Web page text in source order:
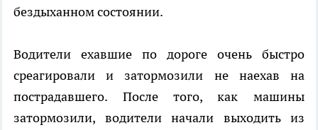
бездыханном состоянии.
Водители ехавшие по дороге очень быстро
среагировали и затормозили не наехав на
пострадавшего. После того, как машины
затормозили, водители начали выходить из